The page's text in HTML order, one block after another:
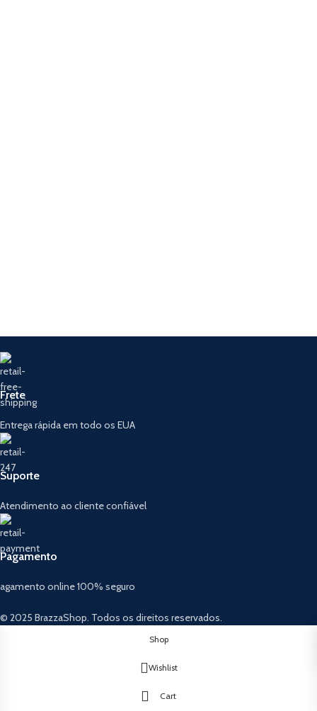
Frete
Entrega rápida em todo os EUA
Suporte
Atendimento ao cliente confiável
Pagamento
agamento online 100% seguro
© 2025 BrazzaShop. Todos os direitos reservados.
Shop
Wishlist
Cart